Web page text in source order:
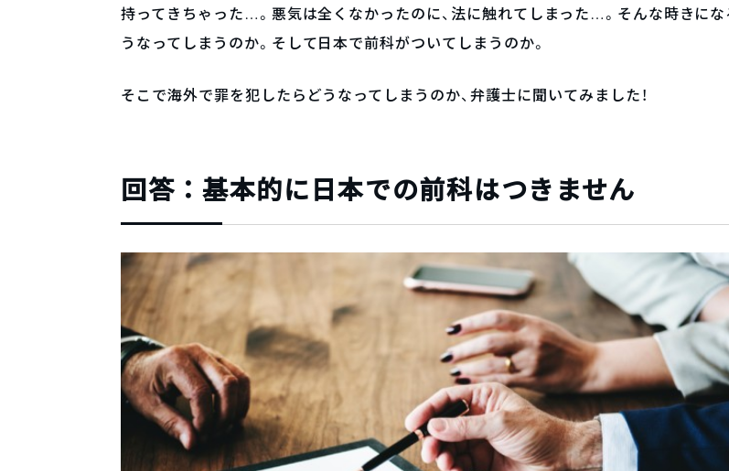
持ってきちゃった…。悪気は全くなかったのに、法に触れてしまった…。そんな時きにな
うなってしまうのか。そして日本で前科がついてしまうのか。
そこで海外で罪を犯したらどうなってしまうのか、弁護士に聞いてみました！
回答：基本的に日本での前科はつきません